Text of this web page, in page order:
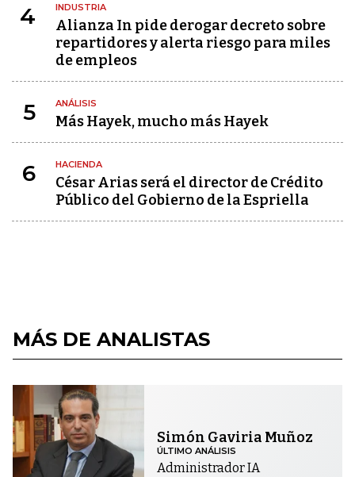
4 INDUSTRIA
Alianza In pide derogar decreto sobre
repartidores y alerta riesgo para miles
de empleos
5 ANÁLISIS
Más Hayek, mucho más Hayek
6 HACIENDA
César Arias será el director de Crédito
Público del Gobierno de la Espriella
MÁS DE ANALISTAS
Simón Gaviria Muñoz
ÚLTIMO ANÁLISIS
Administrador IA